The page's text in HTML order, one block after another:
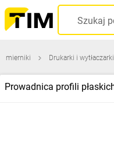
i mierniki Drukarki i wytłaczarki
Prowadnica profili